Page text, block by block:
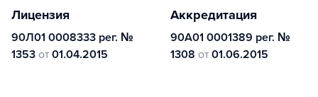
Лицензия
90Л01 0008333 рег. №
1353 от 01.04.2015
Аккредитация
90А01 0001389 рег. №
1308 от 01.06.2015